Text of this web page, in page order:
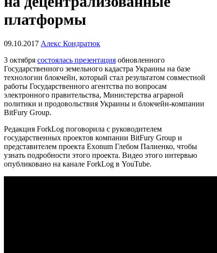
платформы
09.10.2017 Алекс Кондратюк
3 октября состоялась презентация обновленного
Государственного земельного кадастра Украины на базе
технологии блокчейн, который стал результатом совместной
работы Государственного агентства по вопросам
электронного правительства, Министерства аграрной
политики и продовольствия Украины и блокчейн-компании
BitFury Group.
Редакция ForkLog поговорила с руководителем
государственных проектов компании BitFury Group и
представителем проекта Exonum Глебом Палиенко, чтобы
узнать подробности этого проекта. Видео этого интервью
опубликовано на канале ForkLog в YouTube.